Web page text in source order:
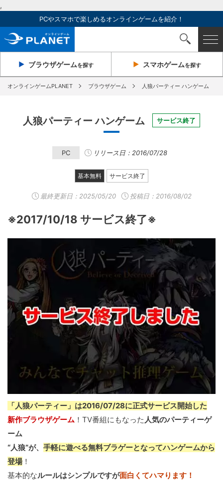
,
PCやスマホで楽しめるオンラインゲームを紹介！
ブラウザゲームを探す スマホゲームを探す
オンラインゲームPLANET ブラウザゲーム 人狼パーティー ハンゲーム
人狼パーティー ハンゲーム サービス終了
PC リリース日：2016/07/28
基本無料 サービス終了
最終更新日： 2025/05/20 投稿日：2016/08/02
※2017/10/18 サービス終了※
「人狼パーティー」は2016/07/28に正式サービス開始した
新作ブラウザゲーム ！TV番組にもなった 人気のパーティーゲ
ーム
“人狼”が、 手軽に遊べる無料ブラゲーとなってハンゲームから
登場 ！
基本的なルールはシンプルですが面白くてハマります！